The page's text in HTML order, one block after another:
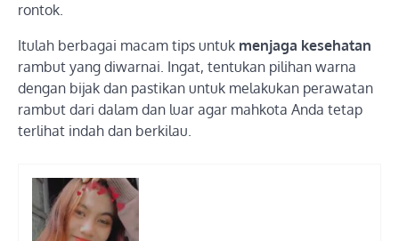
rontok.
Itulah berbagai macam tips untuk menjaga kesehatan
rambut yang diwarnai. Ingat, tentukan pilihan warna
dengan bijak dan pastikan untuk melakukan perawatan
rambut dari dalam dan luar agar mahkota Anda tetap
terlihat indah dan berkilau.